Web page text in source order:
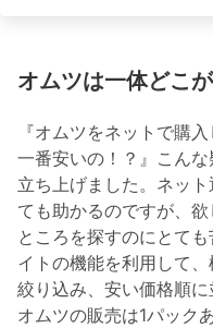
オムツは一体どこ
『オムツをネットで購
一番安いの！？』こん
立ち上げました。ネッ
ても助かるのですが、
ところを探すのにとて
イトの機能を利用して
絞り込み、安い価格順に
オムツの販売は1パック